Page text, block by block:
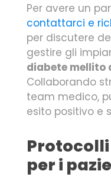
Per avere un
contattarci e
per discutere
gestire gli
diabete mellito
Collaborando
team medico,
esito positivo e
per i